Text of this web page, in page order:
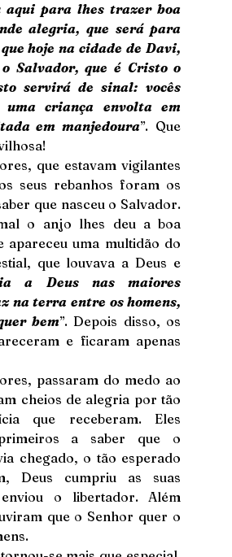
aqui para lhes trazer boa
alegria, que será para
hoje na cidade de Davi,
Salvador, que é Cristo o
servirá de sinal: vocês
uma criança envolta em
em manjedoura”. Que
que estavam vigilantes
seus rebanhos foram os
que nasceu o Salvador.
o anjo lhes deu a boa
apareceu uma multidão do
que louvava a Deus e
a Deus nas maiores
na terra entre os homens,
bem”. Depois disso, os
e ficaram apenas
passaram do medo ao
cheios de alegria por tão
que receberam. Eles
a saber que o
chegado, o tão esperado
Deus cumpriu as suas
enviou o libertador. Além
que o Senhor quer o